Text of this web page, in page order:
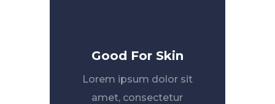
Good For Skin
Lorem ipsum dolor sit
amet, consectetur